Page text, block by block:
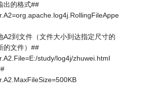
出的格式##
A2到文件（文件大小到达指定尺寸的
的文件）##
study/log4j/zhuwei.html